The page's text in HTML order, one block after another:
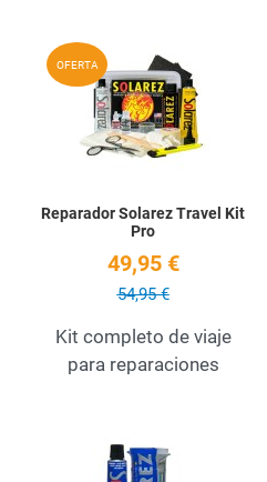
Add to Wishlist
Quick View
OFERTA
Reparador Solarez Travel Kit
Pro
49,95 €
54,95 €
Kit completo de viaje
para reparaciones
Add to Wishlist